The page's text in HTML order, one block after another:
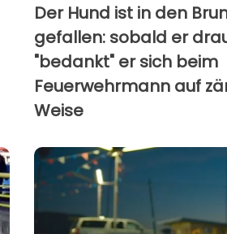
Der Hund ist in den
gefallen: sobald er
"bedankt" er sich beim
Feuerwehrmann auf
Weise